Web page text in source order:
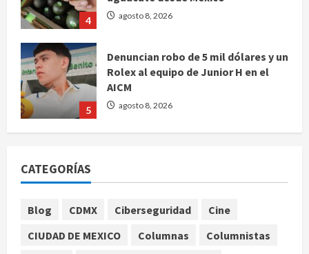
5
Denuncian robo de 5 mil dólares y un
agosto 8, 2026
EE. UU. reconoce apoyo de
advierte que persisten desafíos
relaciones diplomáticas tras cuatro
años de enfrentamientos
agosto 8, 2026
CATEGORÍAS
Blog CDMX Ciberseguridad
Cine
CIUDAD DE MEXICO
Columnas
Columnistas